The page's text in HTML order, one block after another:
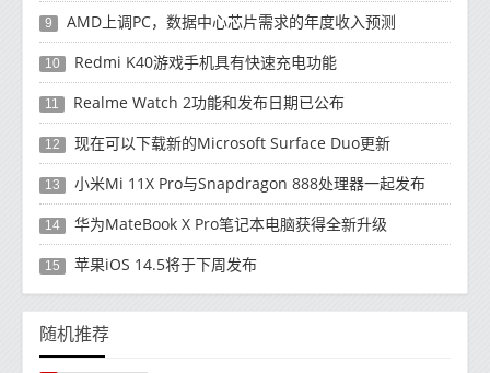
9 AMD上调PC，数据中心芯片需求的年度收入预测
10 Redmi K40游戏手机具有快速充电功能
11 Realme Watch 2功能和发布日期已公布
12 现在可以下载新的Microsoft Surface Duo更新
13 小米Mi 11X Pro与Snapdragon 888处理器一起发布
14 华为MateBook X Pro笔记本电脑获得全新升级
15 苹果iOS 14.5将于下周发布
随机推荐